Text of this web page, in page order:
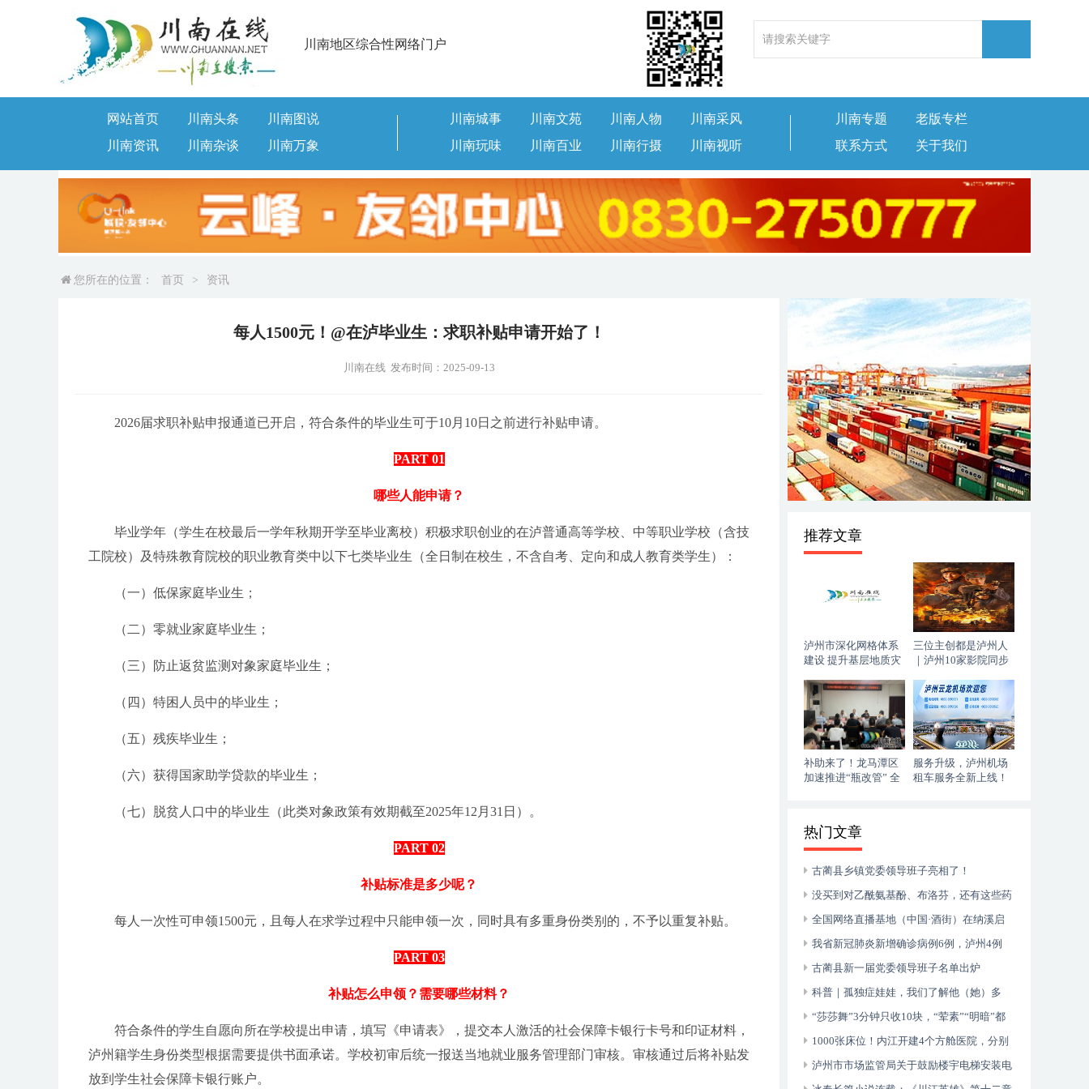
川南地区综合性网络门户
网站首页 川南头条
川南图说
川南资讯
川南杂谈 川南万象
川南城事 川南文苑 川南人物
川南采风
川南玩味
川南百业 川南行摄 川南视听
川南专题
老版专栏
联系方式
关于我们
您所在的位置： 首页 > 资讯
每人1500元！@在泸毕业生：求职补贴申请开始了！
川南在线 发布时间：2025-09-13
2026届求职补贴申报通道已开启，符合条件的毕业生可于10月10日之前进行补贴申请。
PART 01
哪些人能申请？
毕业学年（学生在校最后一学年秋期开学至毕业离校）积极求职创业的在泸普通高等学校、中等职业学校（含技
工院校）及特殊教育院校的职业教育类中以下七类毕业生（全日制在校生，不含自考、定向和成人教育类学生）：
（一）低保家庭毕业生；
（二）零就业家庭毕业生；
（三）防止返贫监测对象家庭毕业生；
（四）特困人员中的毕业生；
（五）残疾毕业生；
（六）获得国家助学贷款的毕业生；
（七）脱贫人口中的毕业生（此类对象政策有效期截至2025年12月31日）。
PART 02
补贴标准是多少呢？
每人一次性可申领1500元，且每人在求学过程中只能申领一次，同时具有多重身份类别的，不予以重复补贴。
PART 03
补贴怎么申领？需要哪些材料？
符合条件的学生自愿向所在学校提出申请，填写《申请表》，提交本人激活的社会保障卡银行卡号和印证材料，
泸州籍学生身份类型根据需要提供书面承诺。学校初审后统一报送当地就业服务管理部门审核。审核通过后将补贴发
放到学生社会保障卡银行账户。
推荐文章
泸州市深化网格体系
建设 提升基层地质灾
三位主创都是泸州人
｜泸州10家影院同步
今日登陆全国院线
补助来了！龙马潭区
加速推进“瓶改管” 全
服务升级，泸州机场
租车服务全新上线！
热门文章
古蔺县乡镇党委领导班子亮相了！
没买到对乙酰氨基酚、布洛芬，还有这些药
可以临时替代
全国网络直播基地（中国·酒街）在纳溪启
动运行
我省新冠肺炎新增确诊病例6例，泸州4例
古蔺县新一届党委领导班子名单出炉
科普｜孤独症娃娃，我们了解他（她）多
少？
“莎莎舞”3分钟只收10块，“荤素”“明暗”都
有，还可以······
1000张床位！内江开建4个方舱医院，分别
位于——
泸州市市场监管局关于鼓励楼宇电梯安装电